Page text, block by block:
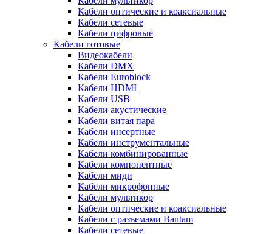
Кабели оптические и коаксиальные
Кабели сетевые
Кабели цифровые
Кабели готовые
Видеокабели
Кабели DMX
Кабели Euroblock
Кабели HDMI
Кабели USB
Кабели акустические
Кабели витая пара
Кабели инсертные
Кабели инструментальные
Кабели комбинированные
Кабели компонентные
Кабели миди
Кабели микрофонные
Кабели мультикор
Кабели оптические и коаксиальные
Кабели с разъемами Bantam
Кабели сетевые